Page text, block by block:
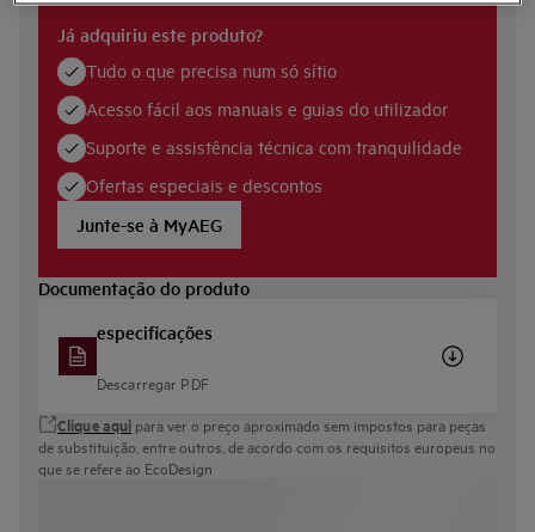
Já adquiriu este produto?
Tudo o que precisa num só sítio
Acesso fácil aos manuais e guias do utilizador
Suporte e assistência técnica com tranquilidade
Ofertas especiais e descontos
Junte-se à MyAEG
Documentação do produto
especificações
Descarregar PDF
Clique aqui para ver o preço aproximado sem impostos para peças
de substituição, entre outros, de acordo com os requisitos europeus no
que se refere ao EcoDesign